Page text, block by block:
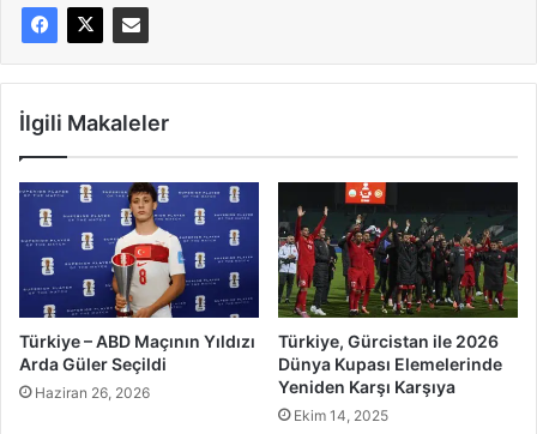
İlgili Makaleler
Türkiye – ABD Maçının Yıldızı
Arda Güler Seçildi
Haziran 26, 2026
Türkiye, Gürcistan ile 2026
Dünya Kupası Elemelerinde
Yeniden Karşı Karşıya
Ekim 14, 2025